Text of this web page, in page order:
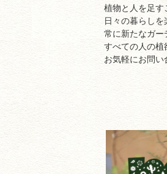
植物と人を足す
日々の暮らし
常に新たなガー
すべての人の植
お気軽にお問